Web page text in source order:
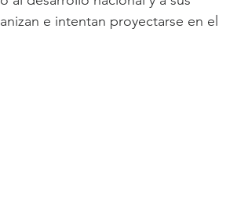
e intentan proyectarse en el